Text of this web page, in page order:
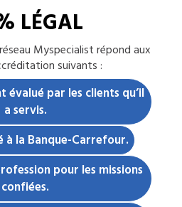
LÉGAL
Myspecialist répond aux
suivants :
par les clients qu’il
a servis.
à la Banque-Carrefour.
pour les missions
confiées.